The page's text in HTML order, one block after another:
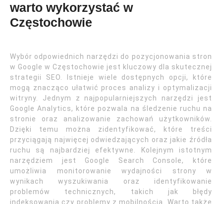
warto wykorzystać w
Częstochowie
Wybór odpowiednich narzędzi do pozycjonowania stron
w Google w Częstochowie jest kluczowy dla skutecznej
strategii SEO. Istnieje wiele dostępnych opcji, które
mogą znacząco ułatwić proces analizy i optymalizacji
witryny. Jednym z najpopularniejszych narzędzi jest
Google Analytics, które pozwala na śledzenie ruchu na
stronie oraz analizowanie zachowań użytkowników.
Dzięki temu można zidentyfikować, które treści
przyciągają najwięcej odwiedzających oraz jakie źródła
ruchu są najbardziej efektywne. Kolejnym istotnym
narzędziem jest Google Search Console, które
umożliwia monitorowanie wydajności strony w
wynikach wyszukiwania oraz identyfikowanie
problemów technicznych, takich jak błędy
indeksowania czy problemy z mobilnością. Warto także